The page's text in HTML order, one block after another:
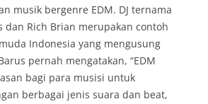
musik bergenre EDM. DJ ternama
dan Rich Brian merupakan contoh
Indonesia yang mengusung
pernah mengatakan, “EDM
bagi para musisi untuk
berbagai jenis suara dan beat,